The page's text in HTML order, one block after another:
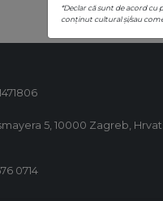
5, 10000 Zagreb,
0714
*Declar că sunt de acord
conținut cultural și/sau